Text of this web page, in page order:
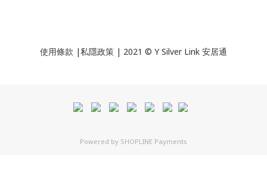
使用條款 |私隱政策 | 2021 © Y Silver Link 安居通
Powered by SHOPLINE Payments